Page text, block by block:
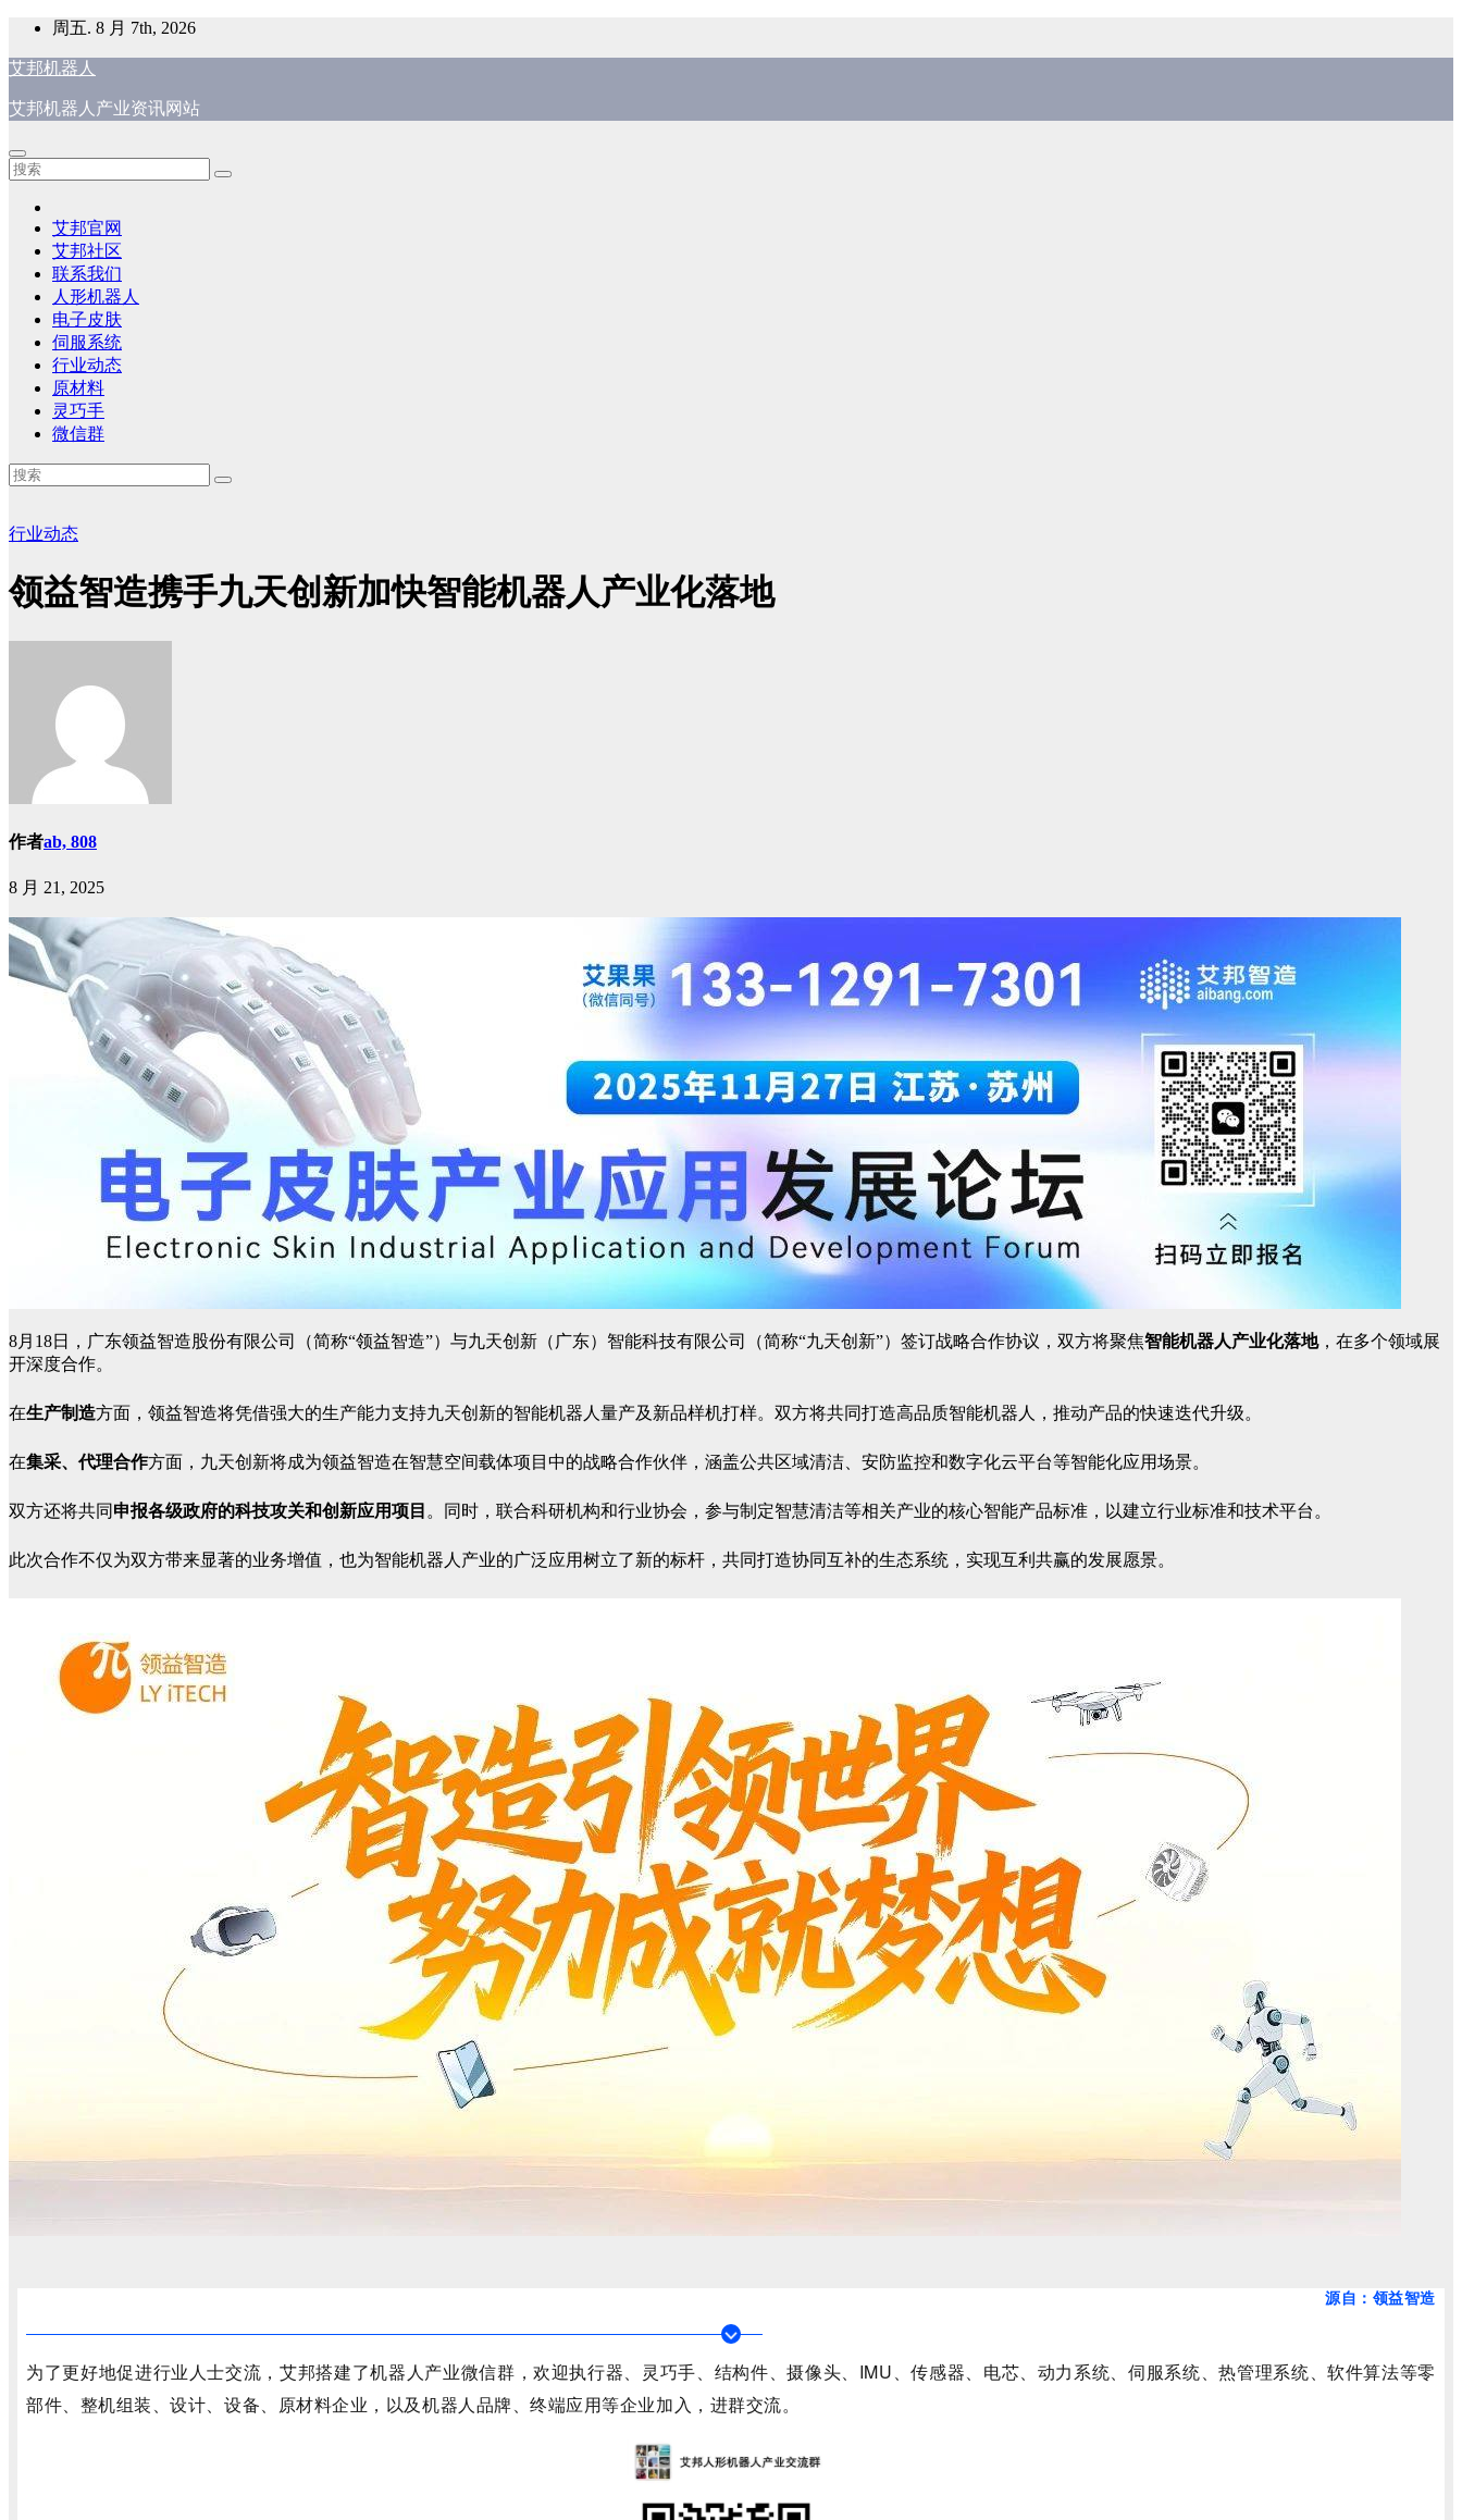
内
周五. 8 月 7th, 2026
艾邦机器人
艾邦机器人产业资讯网站
艾邦官网
艾邦社区
联系我们
人形机器人
电子皮肤
伺服系统
行业动态
原材料
灵巧手
微信群
行业动态
领益智造携手九天创新加快智能机器人产业化落地
作者ab, 808
8 月 21, 2025
8月18日，广东领益智造股份有限公司（简称“领益智造”）与九天创新（广东）智能科技有限公司（简称“九天创新”）签订战略合作协议，双方将聚焦智能机器人产业化落地，在多个领域展
开深度合作。
在生产制造方面 ，领益智造将凭借强大的生产能力支持九天创新的智能机器人量产及新品样机打样。双方将共同打造高品质智能机器人，推动产品的快速迭代升级。
在集采、代理合作方面，九天创新将成为领益智造在智慧空间载体项目中的战略合作伙伴，涵盖公共区域清洁、安防监控和数字化云平台等智能化应用场景。
双方还将共同 申报各级政府的科技攻关和创新应用项目 。同时，联合科研机构和行业协会，参与制定智慧清洁等相关产业的核心智能产品标准，以建立行业标准和技术平台。
此次合作不仅为双方带来显著的业务增值，也为智能机器人产业的广泛应用树立了新的标杆，共同打造协同互补的生态系统，实现互利共赢的发展愿景。
源自：领益智造
为了更好地促进行业人士交流，艾邦搭建了机器人产业微信群，欢迎执行器、灵巧手、结构件、摄像头、IMU、传感器、电芯、动力系统、伺服系统、热管理系统、软件算法等零
部件、整机组装、设计、设备、原材料企业，以及机器人品牌、终端应用等企业加入，进群交流。